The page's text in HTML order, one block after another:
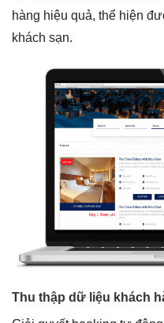
hàng hiệu quả, thể hiện
khách sạn.
Thu thập dữ liệu khách